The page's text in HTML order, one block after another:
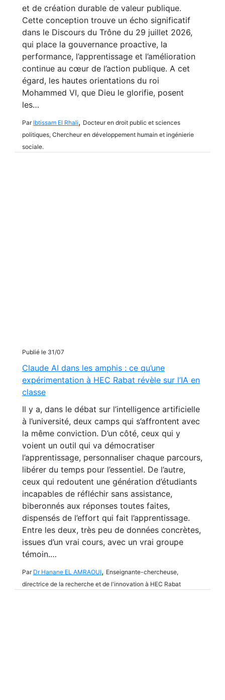
et de création durable de valeur publique.
Cette conception trouve un écho significatif
dans le Discours du Trône du 29 juillet 2026,
qui place la gouvernance proactive, la
performance, l’apprentissage et l’amélioration
continue au cœur de l’action publique. A cet
égard, les hautes orientations du roi
Mohammed VI, que Dieu le glorifie, posent
les…
Par Ibtissam El Rhali, Docteur en droit public et sciences
politiques, Chercheur en développement humain et ingénierie
sociale.
Publié le 31/07
Claude AI dans les amphis : ce qu’une
expérimentation à HEC Rabat révèle sur l’IA en
classe
Il y a, dans le débat sur l’intelligence artificielle
à l’université, deux camps qui s’affrontent avec
la même conviction. D’un côté, ceux qui y
voient un outil qui va démocratiser
l’apprentissage, personnaliser chaque parcours,
libérer du temps pour l’essentiel. De l’autre,
ceux qui redoutent une génération d’étudiants
incapables de réfléchir sans assistance,
biberonnés aux réponses toutes faites,
dispensés de l’effort qui fait l’apprentissage.
Entre les deux, très peu de données concrètes,
issues d’un vrai cours, avec un vrai groupe
témoin.…
Par Dr Hanane EL AMRAOUI, Enseignante-chercheuse,
directrice de la recherche et de l'innovation à HEC Rabat